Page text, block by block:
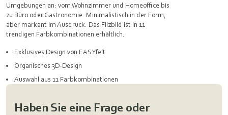
Umgebungen an: vom Wohnzimmer und Homeoffice bis
zu Büro oder Gastronomie. Minimalistisch in der Form,
aber markant im Ausdruck. Das Filzbild ist in 11
trendigen Farbkombinationen erhältlich.
Exklusives Design von EASYfelt
Organisches 3D-Design
Auswahl aus 11 Farbkombinationen
Haben Sie eine Frage oder